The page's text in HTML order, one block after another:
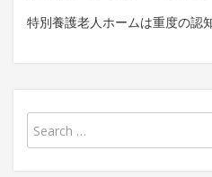
特別養護老人ホームは重度の認